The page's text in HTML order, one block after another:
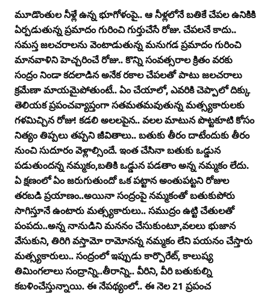
మూడొంతుల నీళ్లే ఉన్న భూగోళంపై.. ఆ నీళ్లలోనే బతికే చేపల ఉనికికి
ఏర్పడుతున్న ప్రమాదం గురించి గుర్తుచేసే రోజు. చేపలనే కాదు..
సమస్త జలచరాలను వెంటాడుతున్న మనుగడ ప్రమాదం గురించి
మానవాళిని హెచ్చరించే రోజు.. కొన్ని సంవత్సరాల క్రితం వరకు
సంద్రం నిండా కదలాడిన అనేక రకాల చేపలతో పాటు జలచరాలు
క్రమేణా మాయమైపోతుంటే.. ఏం చేయాలో, ఎవరికి చెప్పాలో దిక్కు
తెలియక ప్రపంచవ్యాప్తంగా సతమతమవుతున్న మత్స్యకారులకు
గళమిచ్చిన రోజు! కడలి అలలపైన.. వలల మాటున పొట్టకూటి కోసం
నిత్యం తిప్పలు తప్పని జీవితాలు.. బతుకు తీరం దాటేందుకు తీరం
నుంచి సుదూరం వెళ్లాల్సిందే. ఇంత చేసినా బతుకు ఒడ్డున
పడుతుందన్న నమ్మకం,బతికి ఒడ్డున పడతాం అన్న నమ్మకం లేదు.
ఏ క్షణంలో ఏం జరుగుతుందో ఒక పట్టాన అంతుపట్టని రోజుల
తరబడి ప్రయాణం..అయినా సంద్రంపై నమ్మకంతో బతుకుపోరు
సాగిస్తూనే ఉంటారు మత్స్యకారులు.. సముద్రం ఉట్టి చేతులతో
పంపదు..అన్న నానుడిని మననం చేసుకుంటూ,వలలు భుజాన
వేసుకుని, తిరిగి వస్తామో రామోనన్న నమ్మకం లేని పయనం చేస్తారు
మత్స్యకారులు.. సంద్రంలో ఇప్పుడు కార్పొరేట్‌, కాలుష్య
తిమింగలాలు సంద్రాన్ని..తీరాన్ని.. వీరిని, వీరి బతుకుల్ని
కబళించేస్తున్నాయి. ఈ నేపథ్యంలో.. ఈ నెల 21 ప్రపంచ